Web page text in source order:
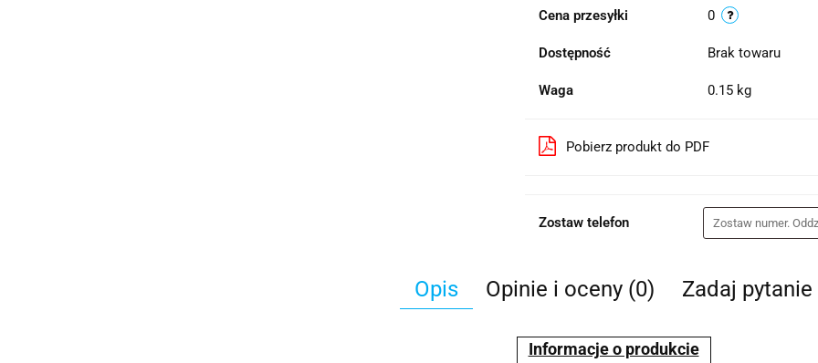
Cena przesyłki 0
Dostępność Brak towaru
Waga 0.15 kg
Pobierz produkt do PDF
Zostaw telefon
Opis Opinie i oceny (0) Zadaj pytanie
Informacje o produkcie